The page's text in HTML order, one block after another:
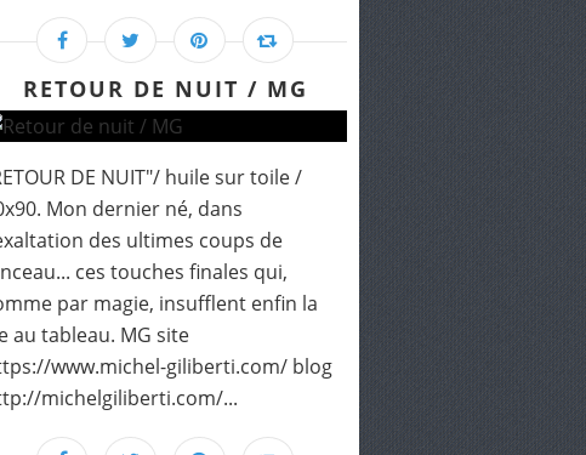
RETOUR DE NUIT / MG
DE NUIT"/ huile sur toile /
Mon dernier né, dans
des ultimes coups de
ces touches finales qui,
par magie, insufflent enfin la
au tableau. MG site
www.michel-giliberti.com/ blog
michelgiliberti.com/...